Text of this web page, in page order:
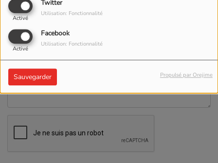
Twitter
Activé
Utilisation: Fonctionnalité
Facebook
Activé
Utilisation: Fonctionnalité
Sauvegarder Propulsé par Orejime
Sujet*
Message